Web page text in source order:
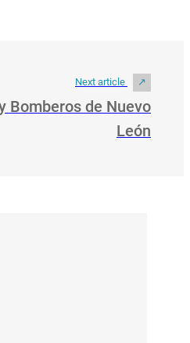
Next article
Bomberos de Nuevo
León